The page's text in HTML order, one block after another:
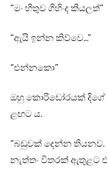
“මං හිතුව ගිහිංද කියලත්”
“ඇයි ඉන්න කිව්වෙ…”
“එන්නකො”
ඔහු කොරිඩෝරයක් දිගේ
ළඟට ය.
“බඩුවක් දෙන්න තියනව.
නැත්තං විතරක් ඇතුළට